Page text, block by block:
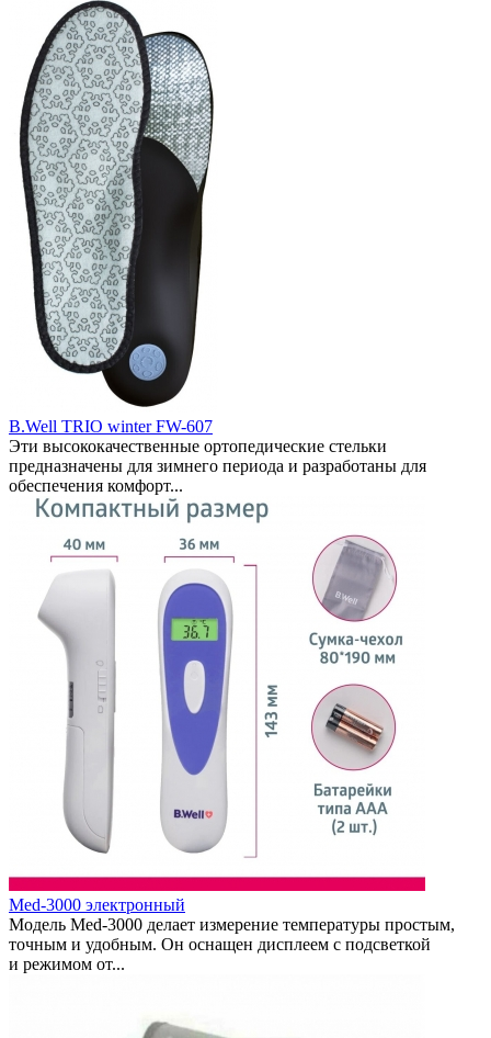
B.Well TRIO winter FW-607
Эти высококачественные ортопедические стельки
предназначены для зимнего периода и разработаны для
обеспечения комфорт...
Med-3000 электронный
Модель Med-3000 делает измерение температуры простым,
точным и удобным. Он оснащен дисплеем с подсветкой
и режимом от...